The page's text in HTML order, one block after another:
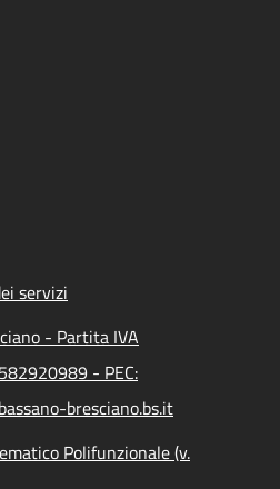
servizi
- Partita IVA
- PEC:
bresciano.bs.it
Polifunzionale (v.